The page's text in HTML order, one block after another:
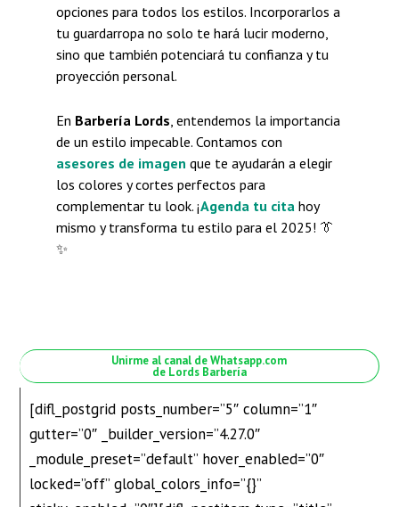
opciones para todos los estilos. Incorporarlos a
tu guardarropa no solo te hará lucir moderno,
sino que también potenciará tu confianza y tu
proyección personal.
En Barbería Lords , entendemos la importancia
de un estilo impecable. Contamos con
asesores de imagen que te ayudarán a elegir
los colores y cortes perfectos para
complementar tu look. ¡Agenda tu cita hoy
mismo y transforma tu estilo para el 2025! 👔
✨
Unirme al canal de Whatsapp.com
de Lords Barbería
[difl_postgrid posts_number=”5″ column=”1″
gutter=”0″ _builder_version=”4.27.0″
_module_preset=”default” hover_enabled=”0″
locked=”off” global_colors_info=”{}”